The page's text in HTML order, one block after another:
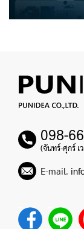
098-
(จันทร์-ศุกร์ เ
E-mail.